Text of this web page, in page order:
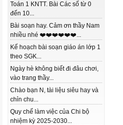
Toán 1 KNTT. Bài Các số từ 0
đến 10...
Bài soạn hay. Cảm ơn thầy Nam
nhiều nhé ❤️❤️❤️❤️❤️❤️...
Kế hoạch bài soạn giáo án lớp 1
theo SGK...
Ngày hè không biết đi đâu chơi,
vào trang thầy...
Chào bạn N, tài liệu siêu hay và
chỉn chu...
Quy chế làm việc của Chi bộ
nhiệm kỳ 2025-2030...